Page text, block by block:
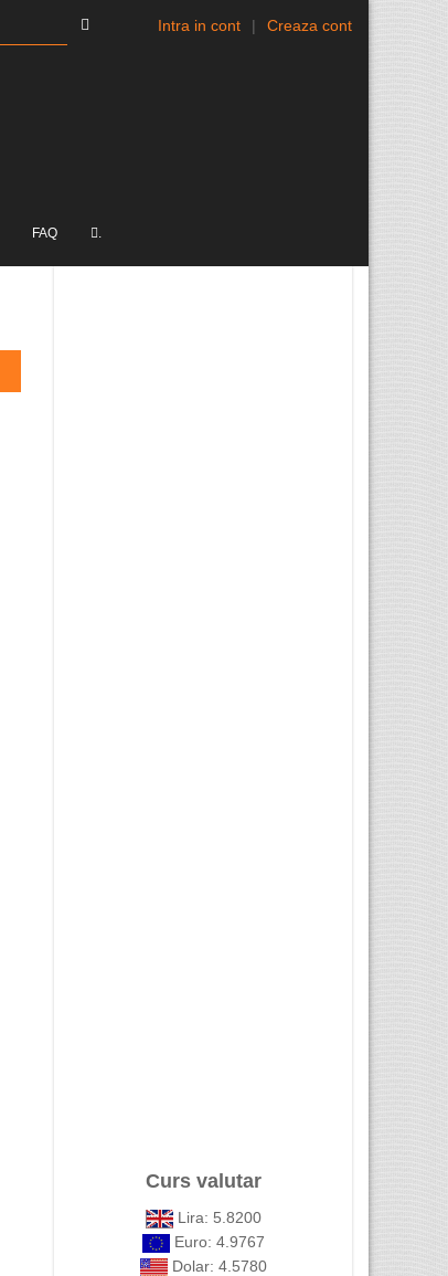
Intra in cont | Creaza cont
FAQ .
Curs valutar
Lira: 5.8200
Euro: 4.9767
Dolar: 4.5780